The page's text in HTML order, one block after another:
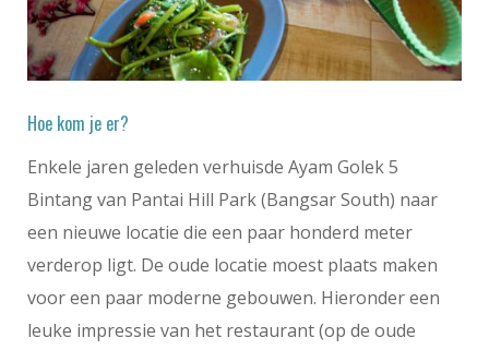
Hoe kom je er?
Enkele jaren geleden verhuisde Ayam Golek 5
Bintang van Pantai Hill Park (Bangsar South) naar
een nieuwe locatie die een paar honderd meter
verderop ligt. De oude locatie moest plaats maken
voor een paar moderne gebouwen. Hieronder een
leuke impressie van het restaurant (op de oude